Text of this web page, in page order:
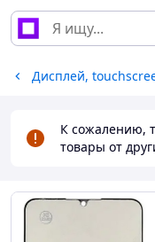
Дисплей,
К сожалению,
товары от